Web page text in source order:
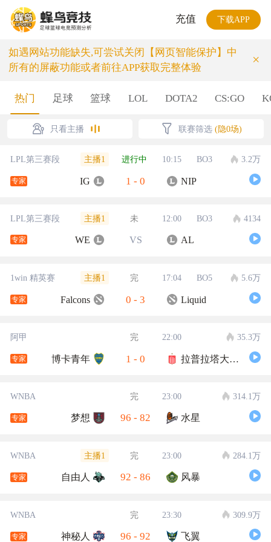
充值 下载APP
如遇网站功能缺失,可尝试关闭【网页智能保护】中
所有的屏蔽功能或者前往APP获取完整体验
×
热门 足球 篮球 LOL DOTA2 CS:GO
只看主播 联赛筛选 (隐0场)
LPL第三赛段 主播1 进行中 10:15 BO3 3.2万
专家 IG 1 - 0 NIP
LPL第三赛段 主播1 未 12:00 BO3 4134
专家 WE VS AL
1win 精英赛 主播1 完 17:04 BO5 5.6万
专家 Falcons 0 - 3 Liquid
阿甲 完 22:00 35.3万
专家 博卡青年 1 - 0 拉普拉塔大学生
WNBA 完 23:00 314.1万
专家 梦想 96 - 82 水星
WNBA 主播1 完 23:00 284.1万
专家 自由人 92 - 86 风暴
WNBA 完 23:30 309.9万
专家 神秘人 96 - 92 飞翼